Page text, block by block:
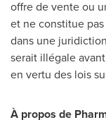
offre de vente ou
et ne constitue
dans une
serait illégale
en vertu des lois
À propos de